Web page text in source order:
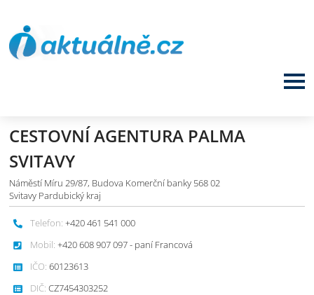
CESTOVNÍ AGENTURA PALMA
SVITAVY
Náměstí Míru 29/87, Budova Komerční banky 568 02
Svitavy Pardubický kraj
Telefon: +420 461 541 000
Mobil: +420 608 907 097 - paní Francová
IČO: 60123613
DIČ: CZ7454303252